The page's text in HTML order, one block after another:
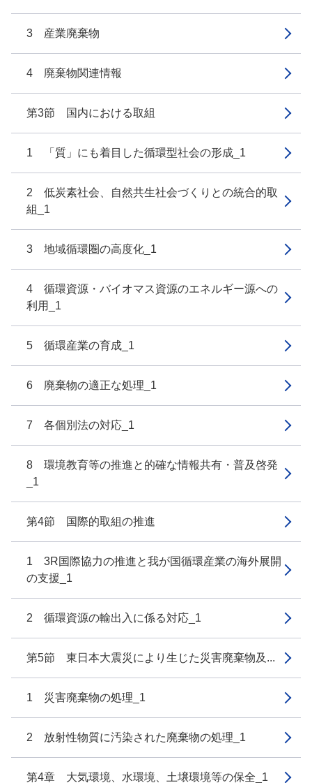
3 産業廃棄物
4 廃棄物関連情報
第3節 国内における取組
1 「質」にも着目した循環型社会の形成_1
2 低炭素社会、自然共生社会づくりとの統合的取
組_1
3 地域循環圏の高度化_1
4 循環資源・バイオマス資源のエネルギー源への
利用_1
5 循環産業の育成_1
6 廃棄物の適正な処理_1
7 各個別法の対応_1
8 環境教育等の推進と的確な情報共有・普及啓発
_1
第4節 国際的取組の推進
1 3R国際協力の推進と我が国循環産業の海外展開
の支援_1
2 循環資源の輸出入に係る対応_1
第5節 東日本大震災により生じた災害廃棄物及...
1 災害廃棄物の処理_1
2 放射性物質に汚染された廃棄物の処理_1
第4章 大気環境、水環境、土壌環境等の保全_1